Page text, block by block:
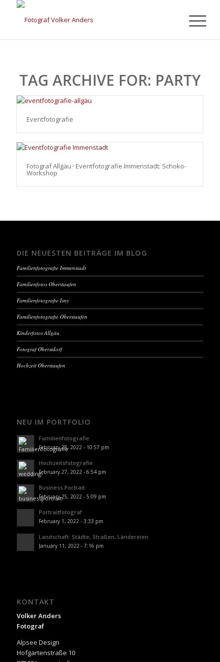
TAG ARCHIVE FOR: PARTY
Eventfotografie
Fotograf Allgäu · Eventfotografie Immenstadt: Schoko-
Workshop
DIE NEUESTEN BEITRÄGE IM BLOG
Familienfotografie Immenstadt
Familienfotos Oberstaufen
Familienfotografie Isny
Familienfotografie Oberstaufen
Kinderfotos Allgäu
Fotograf Oberstdorf
Hochzeit Oberstaufen
NEU IM PORTFOLIO
Familienfotografie
February 28, 2022 - 10:57 pm
Hochzeitsfotografie
February 27, 2022 - 6:54 pm
Business Portrait
February 25, 2022 - 5:09 pm
Portraitfotograf
February 1, 2022 - 3:33 pm
Landschaft: Städte, Straßen, Ländereien
January 11, 2022 - 7:16 pm
KONTAKT
Volker Anders
Fotograf
Alpsee Design
Hofgartenstraße 10